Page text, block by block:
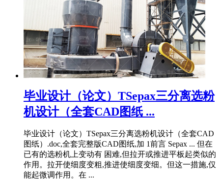
毕业设计（论文）TSepax三分离选粉
机设计（全套CAD图纸 ...
毕业设计（论文）TSepax三分离选粉机设计（全套CAD
图纸）.doc,全套完整版CAD图纸,加 1前言 Sepax ... 但在
已有的选粉机上变动有 困难,但拉开或推进平板起类似的
作用。拉开使细度变粗,推进使细度变细。但这一措施,仅
能起微调作用。在 ...